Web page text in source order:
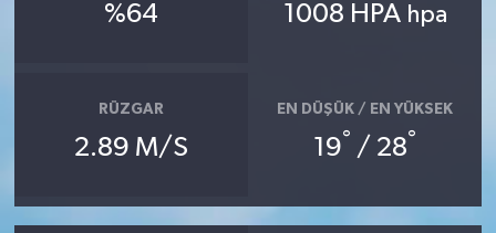
%64 1008 HPA hpa
RÜZGAR
2.89 M/S
EN DÜŞÜK / EN YÜKSEK
19° / 28°